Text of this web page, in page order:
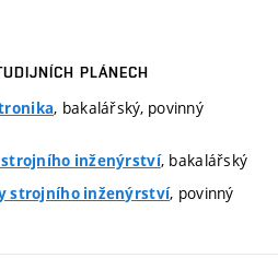
PLÁNECH
, bakalářský, povinný
strojního inženýrství, bakalářský
strojního inženýrství, povinný